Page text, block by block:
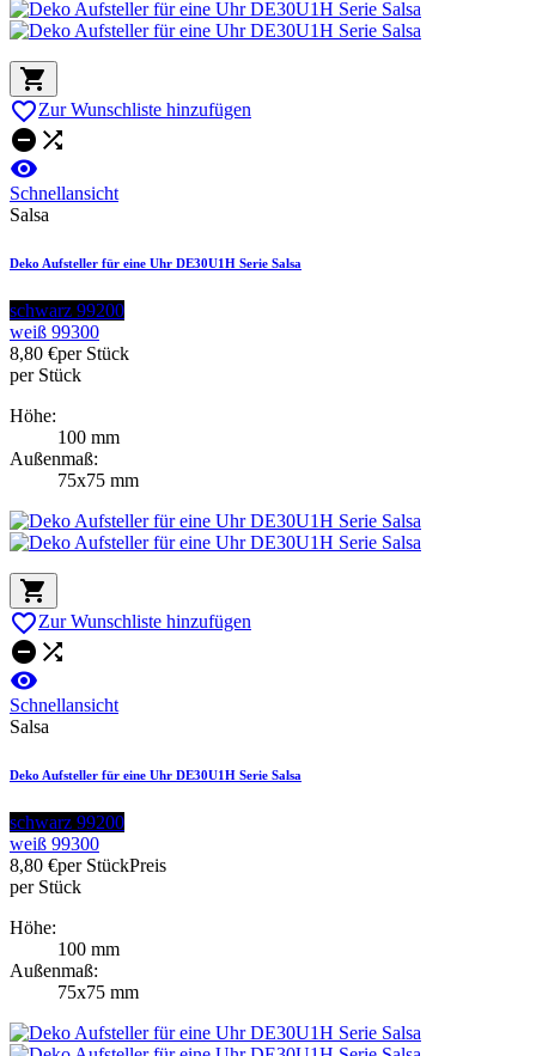

Zur Wunschliste hinzufügen
 

Schnellansicht
Salsa
Deko Aufsteller für eine Uhr DE30U1H Serie Salsa
schwarz 99200
weiß 99300
8,80 €per Stück
per Stück
Höhe:
100 mm
Außenmaß:
75x75 mm

Zur Wunschliste hinzufügen
 

Schnellansicht
Salsa
Deko Aufsteller für eine Uhr DE30U1H Serie Salsa
schwarz 99200
weiß 99300
8,80 €per StückPreis
per Stück
Höhe:
100 mm
Außenmaß:
75x75 mm